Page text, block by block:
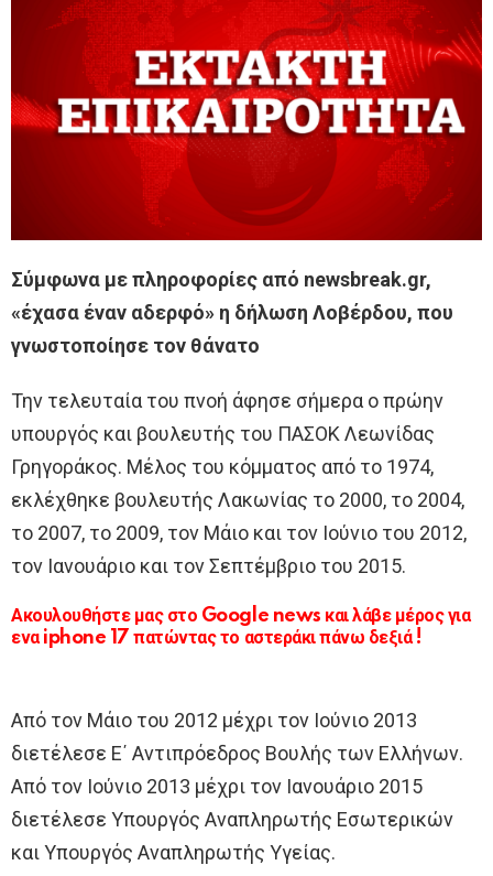
Σύμφωνα με πληροφορίες από newsbreak.gr,
«έχασα έναν αδερφό» η δήλωση Λοβέρδου, που
γνωστοποίησε τον θάνατο
Την τελευταία του πνοή άφησε σήμερα ο πρώην
υπουργός και βουλευτής του ΠΑΣΟΚ Λεωνίδας
Γρηγοράκος. Μέλος του κόμματος από το 1974,
εκλέχθηκε βουλευτής Λακωνίας το 2000, το 2004,
το 2007, το 2009, τον Μάιο και τον Ιούνιο του 2012,
τον Ιανουάριο και τον Σεπτέμβριο του 2015.
Ακουλουθήστε μας στο Google news και λάβε μέρος για
ενα iphone 17 πατώντας το αστεράκι πάνω δεξιά !
Από τον Μάιο του 2012 μέχρι τον Ιούνιο 2013
διετέλεσε Ε΄ Αντιπρόεδρος Βουλής των Ελλήνων.
Από τον Ιούνιο 2013 μέχρι τον Ιανουάριο 2015
διετέλεσε Υπουργός Αναπληρωτής Εσωτερικών
και Υπουργός Αναπληρωτής Υγείας.